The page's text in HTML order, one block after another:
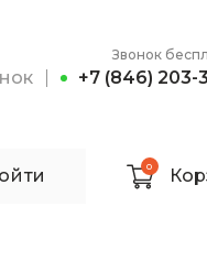
Звонок
+7 (846) 203-
0